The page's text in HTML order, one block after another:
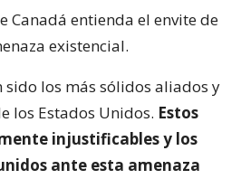
Canadá entienda el envite de
existencial.
sido los más sólidos aliados y
los Estados Unidos. Estos
injustificables y los
ante esta amenaza